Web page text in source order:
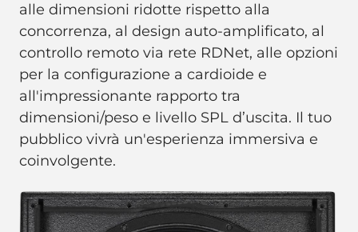
alle dimensioni ridotte rispetto alla
concorrenza, al design auto-amplificato, al
controllo remoto via rete RDNet, alle opzioni
per la configurazione a cardioide e
all'impressionante rapporto tra
dimensioni/peso e livello SPL d’uscita. Il tuo
pubblico vivrà un'esperienza immersiva e
coinvolgente.